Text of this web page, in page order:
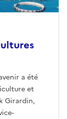
a été
et
Girardin,